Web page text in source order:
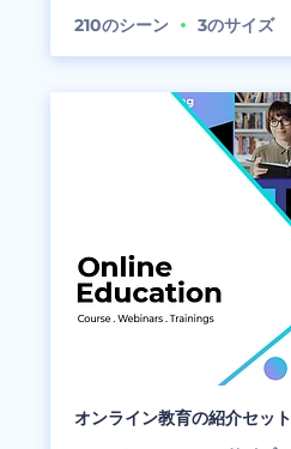
210のシーン 3のサイズ
オンライン教育の紹介セット